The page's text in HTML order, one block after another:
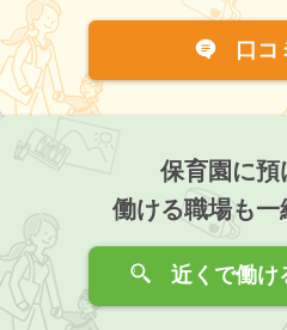
口コ
保育園に預
働ける職場も一
近くで働け